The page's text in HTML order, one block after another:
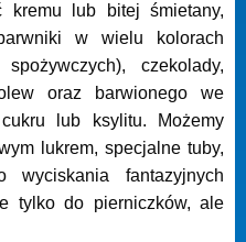
kremu lub bitej śmietany,
w wielu kolorach
czekolady,
oraz barwionego we
lub ksylitu. Możemy
lukrem, specjalne tuby,
fantazyjnych
tylko do pierniczków, ale